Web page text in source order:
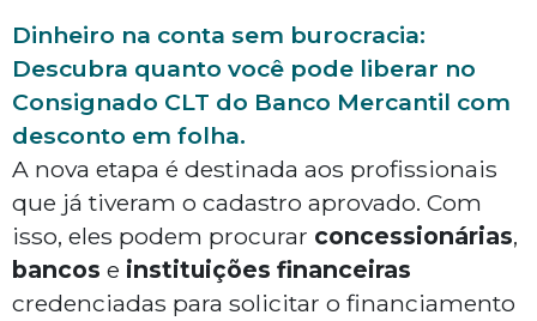
Dinheiro na conta sem burocracia:
Descubra quanto você pode liberar no
Consignado CLT do Banco Mercantil com
desconto em folha.
A nova etapa é destinada aos profissionais
que já tiveram o cadastro aprovado. Com
isso, eles podem procurar concessionárias,
bancos e instituições financeiras
credenciadas para solicitar o financiamento